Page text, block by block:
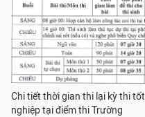
Chi tiết thời gian thi lại kỳ thi tốt
nghiệp tại điểm thi Trường